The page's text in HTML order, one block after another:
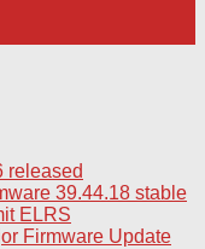
released
39.44.18 stable
ELRS
Firmware Update